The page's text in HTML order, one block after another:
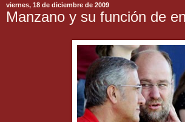
viernes, 18 de diciembre de 2009
Manzano y su función de